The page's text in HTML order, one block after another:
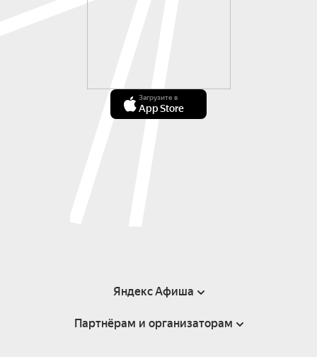
Загрузите в
App Store
Яндекс Афиша
Справка
Партнёрам и организаторам